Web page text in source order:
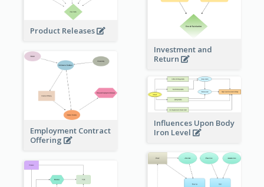
Product Releases
Investment and
Return
Employment Contract
Offering
Influences Upon Body
Iron Level